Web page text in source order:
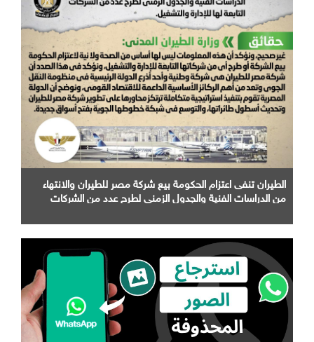
الطيران تنفى اعتزام الحكومة بيع شركة مصر للطيران والانتهاء
من الدراسات الفنية والجدول الزمني لطرح عدد من الشركات